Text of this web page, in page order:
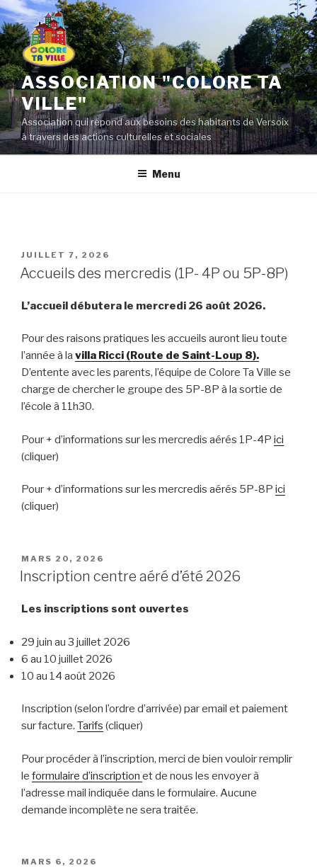
Aller
au
contenu
principal
ASSOCIATION "COLORE TA
VILLE"
Association qui répond aux besoins des habitants de Versoix
à travers des actions culturelles et sociales
Menu
PUBLIÉ
LE
JUILLET 7, 2026
Accueils des mercredis (1P- 4P ou 5P-8P)
L’accueil débutera le mercredi 26 août 2026.
Pour des raisons pratiques les accueils auront lieu toute
l’année à la villa Ricci (Route de Saint-Loup 8).
D’entente avec les parents, l’équipe de Colore Ta Ville se
charge de chercher le groupe des 5P-8P à la sortie de
l’école à 11h30.
Pour + d’informations sur les mercredis aérés 1P-4P ici
(cliquer)
Pour + d’informations sur les mercredis aérés 5P-8P ici
(cliquer)
PUBLIÉ
LE
MARS 20, 2026
Inscription centre aéré d’été 2026
Les inscriptions sont ouvertes
29 juin au 3 juillet 2026
6 au 10 juillet 2026
10 au 14 août 2026
Inscription (selon l’ordre d’arrivée) par email et paiement
sur facture. Tarifs (cliquer)
Pour procéder à l’inscription, merci de bien vouloir remplir
le formulaire d’inscription et de nous les envoyer à
l’adresse mail indiquée dans le formulaire. Aucune
demande incomplète ne sera traitée.
PUBLIÉ
MARS 6, 2026